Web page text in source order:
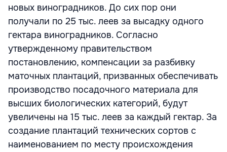
новых виноградников. До сих пор они
получали по 25 тыс. леев за высадку одного
гектара виноградников. Согласно
утвержденному правительством
постановлению, компенсации за разбивку
маточных плантаций, призванных обеспечивать
производство посадочного материала для
высших биологических категорий, будут
увеличены на 15 тыс. леев за каждый гектар. За
создание плантаций технических сортов с
наименованием по месту происхождения